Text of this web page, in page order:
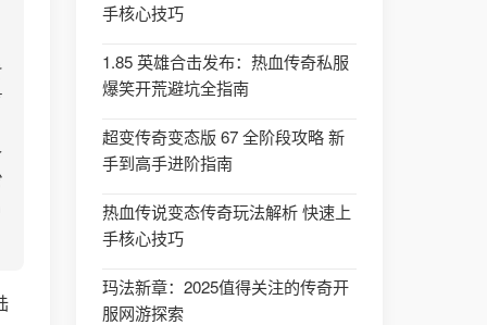
手核心技巧
1.85 英雄合击发布：热血传奇私服
爆笑开荒避坑全指南
超变传奇变态版 67 全阶段攻略 新
手到高手进阶指南
热血传说变态传奇玩法解析 快速上
手核心技巧
玛法新章：2025值得关注的传奇开
服网游探索